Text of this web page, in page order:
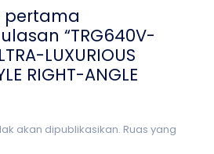
pertama
“TRG640V-
LUXURIOUS
RIGHT-ANGLE
akan dipublikasikan. Ruas yang